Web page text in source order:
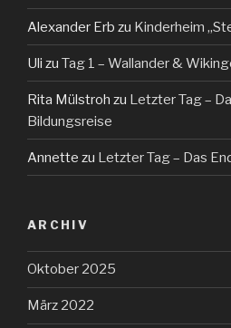
Alexander Erb zu Kinderheim
Uli zu Tag 1 – Wallander &
Rita Mülstroh zu Letzter Tag –
Bildungsreise
Annette zu Letzter Tag – Das
ARCHIV
Oktober 2025
März 2022